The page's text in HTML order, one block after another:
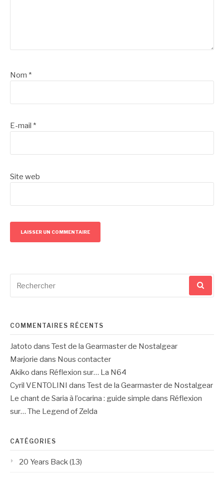
Nom *
E-mail *
Site web
pour
COMMENTAIRES RÉCENTS
Jatoto dans Test de la Gearmaster de Nostalgear
Marjorie dans Nous contacter
Akiko dans Réflexion sur… La N64
Cyril VENTOLINI dans Test de la Gearmaster de Nostalgear
Le chant de Saria à l’ocarina : guide simple dans Réflexion
sur… The Legend of Zelda
CATÉGORIES
20 Years Back(13)